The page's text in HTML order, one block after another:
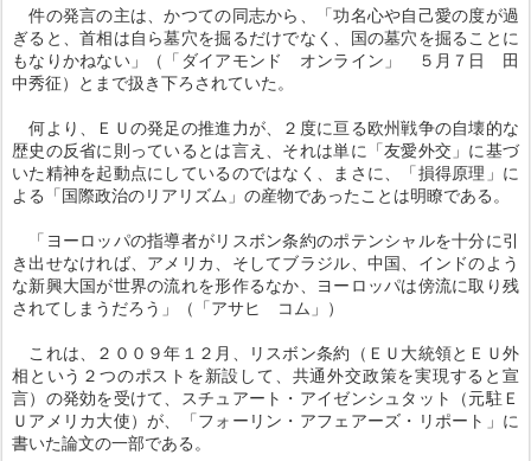
件の発言の主は、かつての同志から、「功名心や自己愛の度が過
ぎると、首相は自ら墓穴を掘るだけでなく、国の墓穴を掘ることに
もなりかねない」（「ダイアモンド オンライン」 ５月７日 田
中秀征）とまで扱き下ろされていた。
何より、ＥＵの発足の推進力が、２度に亘る欧州戦争の自壊的な
歴史の反省に則っているとは言え、それは単に「友愛外交」に基づ
いた精神を起動点にしているのではなく、まさに、「損得原理」に
よる「国際政治のリアリズム」の産物であったことは明瞭である。
「ヨーロッパの指導者がリスボン条約のポテンシャルを十分に引
き出せなければ、アメリカ、そしてブラジル、中国、インドのよう
な新興大国が世界の流れを形作るなか、ヨーロッパは傍流に取り残
されてしまうだろう」（「アサヒ コム」）
これは、２００９年１２月、リスボン条約（ＥＵ大統領とＥＵ外
相という２つのポストを新設して、共通外交政策を実現すると宣
言）の発効を受けて、スチュアート・アイゼンシュタット（元駐Ｅ
Ｕアメリカ大使）が、「フォーリン・アフェアーズ・リポート」に
書いた論文の一部である。